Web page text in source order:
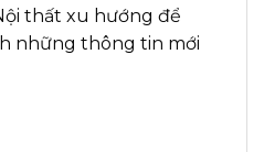
thất xu hướng để
những thông tin mới